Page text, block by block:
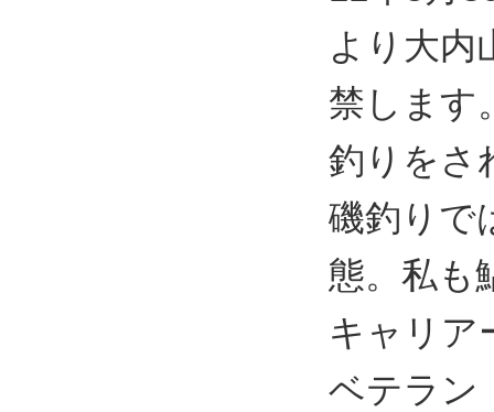
より大内
禁します
釣りをさ
磯釣りで
態。私も
キャリア
ベテラン